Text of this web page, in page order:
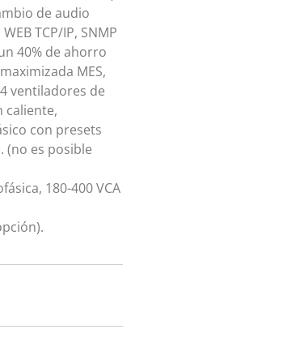
de audio
TCP/IP, SNMP
40% de ahorro
MES,
ventiladores de
caliente,
con presets
(no es posible
180-400 VCA